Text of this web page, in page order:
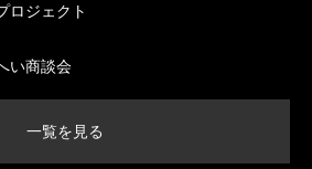
ロジェクト
い商談会
一覧を見る